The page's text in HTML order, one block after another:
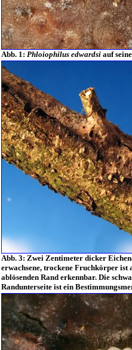
Abb. 1: Phloiophilus edwardsi auf
Abb. 3: Zwei Zentimeter dicker
erwachsene, trockene Fruchkörper ist
ablösenden Rand erkennbar. Die
Randunterseite ist ein